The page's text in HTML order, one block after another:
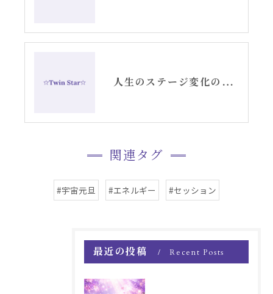
人生のステージ変化のサイン・夢からのスピリチュアルメッセージ②
関連タグ
#宇宙元旦 #エネルギー #セッション
最近の投稿 Recent Posts